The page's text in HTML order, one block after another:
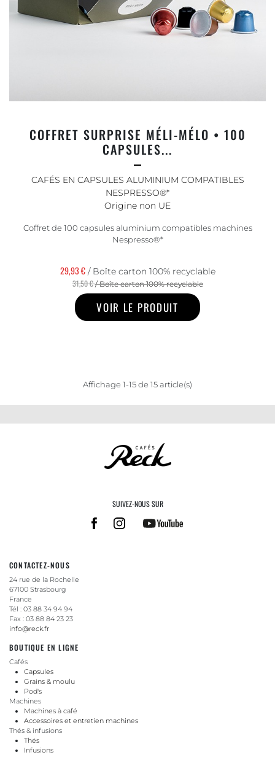
COFFRET SURPRISE MÉLI-MÉLO • 100
CAPSULES...
CAFÉS EN CAPSULES ALUMINIUM COMPATIBLES
NESPRESSO®*
Origine non UE
Coffret de 100 capsules aluminium compatibles machines
Nespresso®*
29,93 €/ Boîte carton 100% recyclable
31,50 €/ Boîte carton 100% recyclable
VOIR LE PRODUIT
Affichage 1-15 de 15 article(s)
SUIVEZ-NOUS SUR
CONTACTEZ-NOUS
24 rue de la Rochelle
67100 Strasbourg
France
Tél : 03 88 34 94 94
Fax : 03 88 84 23 23
info@reck.fr
BOUTIQUE EN LIGNE
Cafés
Capsules
Grains & moulu
Pod's
Machines
Machines à café
Accessoires et entretien machines
Thés & infusions
Thés
Infusions